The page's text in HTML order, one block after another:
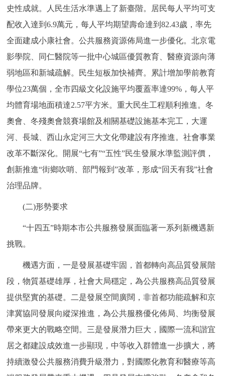
便民服務 利企服務 投資項目
仲介服務 陽光政務
12345網上接訴即辦 我要諮詢 我要建議
參與調查 線上訪談 圖説互動
北京概況 十六區概覽 人文北京
綠色北京
多語種
DEUTSCH FRANÇAIS РУССКИЙ ЯЗЫК
ESPAÑOL العربية PORTUGUÊS
ITALIANO
史性成就。人民生活水準邁上了新臺階。居民每人平均可支
配收入達到6.9萬元，每人平均期望壽命達到82.43歲，率先
全面建成小康社會。公共服務資源佈局進一步優化。北京電
影學院、同仁醫院等一批中心城區優質教育、醫療資源向薄
弱地區和新城疏解。民生短板加快補齊。累計增加學前教育
學位23萬個，全市四級文化設施平均覆蓋率達99%，每人平
均體育場地面積達2.57平方米。重大民生工程順利推進。冬
奧會、冬殘奧會競賽場館及相關基礎設施基本完工，大運
河、長城、西山永定河三大文化帶建設有序推進。社會事業
改革不斷深化。開展“七有”“五性”民生發展水準監測評價，
創新推進“街鄉吹哨、部門報到”改革，形成“回天有我”社會
治理品牌。
(二)形勢要求
“十四五”時期本市公共服務發展面臨著一系列新機遇新
挑戰。
機遇方面，一是發展基礎牢固，首都轉向高品質發展階
段，物質基礎雄厚，社會大局穩定，為公共服務高品質發展
提供堅實的基礎。二是發展空間廣闊，非首都功能疏解和京
津冀協同發展向縱深推進，為公共服務優化佈局、均衡發展
帶來更大的戰略空間。三是發展潛力巨大，國際一流和諧宜
居之都建設成效進一步顯現，中等收入群體進一步擴大，將
持續激發公共服務消費升級潛力，對國際化教育和醫療等高